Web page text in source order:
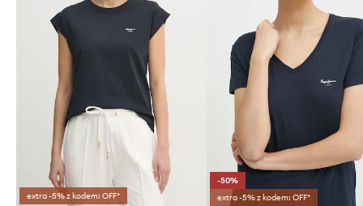
extra -5% z kodem: OFF*
-50%
extra -5% z kodem: OFF*